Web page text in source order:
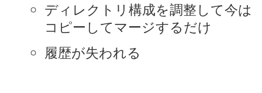
ディレクトリ構成を調整して今は
コピーしてマージするだけ
履歴が失われる